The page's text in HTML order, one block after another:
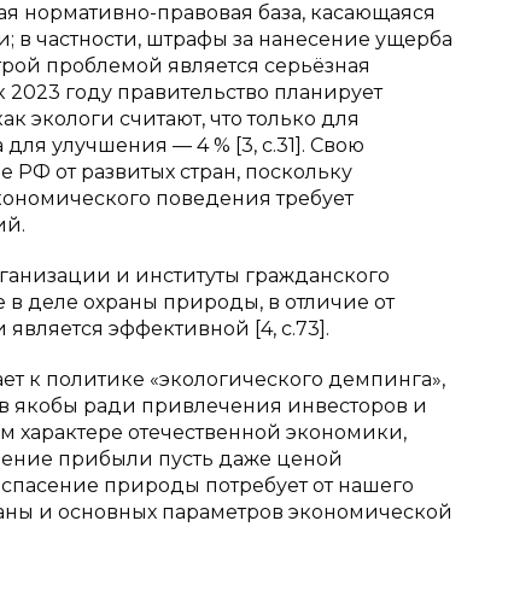
нормативно-правовая база, касающаяся
частности, штрафы за нанесение ущерба
проблемой является серьёзная
году правительство планирует
экологи считают, что только для
улучшения — 4 % [3, с.31]. Свою
РФ от развитых стран, поскольку
поведения требует
и институты гражданского
деле охраны природы, в отличие от
эффективной [4, с.73].
к политике «экологического демпинга»,
якобы ради привлечения инвесторов и
характере отечественной экономики,
прибыли пусть даже ценой
природы потребует от нашего
и основных параметров экономической